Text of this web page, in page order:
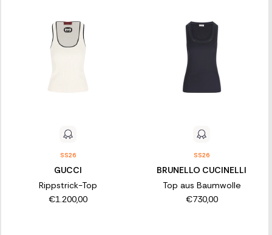
SS26
GUCCI
Rippstrick-Top
€1.200,00
SS26
BRUNELLO CUCINELLI
Top aus Baumwolle
€730,00